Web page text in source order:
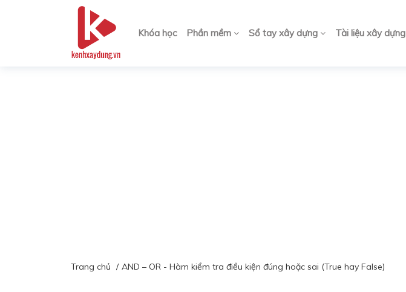
Khóa học Phần mềm Sổ tay xây dựng Tài liệu xây dựng
Trang chủ AND – OR - Hàm kiểm tra điều kiện đúng hoặc sai (True hay False)